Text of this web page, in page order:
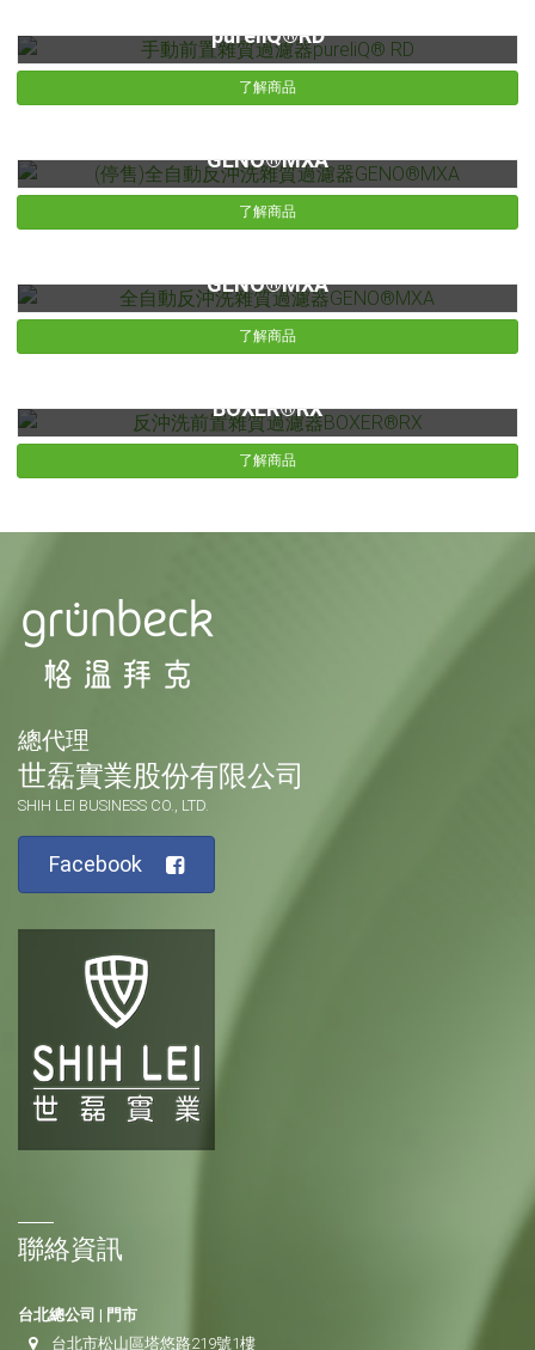
pureliQ®RD
了解商品
GENO®MXA
了解商品
GENO®MXA
了解商品
BOXER®RX
了解商品
總代理
世磊實業股份有限公司
SHIH LEI BUSINESS CO., LTD.
Facebook
聯絡資訊
台北總公司 | 門市
台北市松山區塔悠路219號1樓